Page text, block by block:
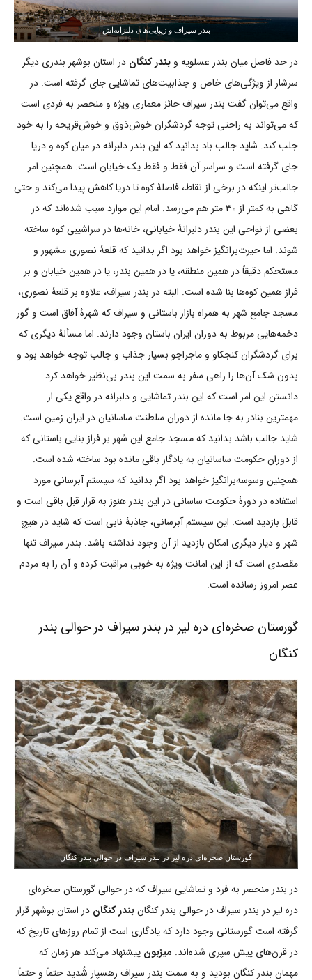
بندر سیراف و زیبایی‌های دلبرانه‌اش
در حد فاصل میان بندر عسلویه و بندر کنگان در استان بوشهر بندری دیگر
سرشار از ویژگی‌های خاص و جذابیت‌های تماشایی جای گرفته است. در
واقع می‌توان گفت بندر سیراف حائز معماری ویژه و منحصر به فردی است
که می‌تواند به راحتی توجه گردشگران خوش‌ذوق و خوش‌قریحه را به خود
جلب کند. شاید جالب باد بدانید که این بندر دلبرانه در میان کوه و دریا
جای گرفته است و سراسر آن فقط و فقط یک خیابان است. همچنین امر
جالب‌تر اینکه در برخی از نقاط، فاصلۀ کوه تا دریا کاهش پیدا می‌کند و حتی
گاهی به کمتر از ۳۰ متر هم می‌رسد. امام این موارد سبب شده‌اند که در
بعضی از نواحی این بندر دلبرانۀ خیابانی، خانه‌ها در سراشیبی کوه ساخته
شوند. اما حیرت‌برانگیز خواهد بود اگر بدانید که قلعۀ نصوری مشهور و
مستحکم دقیقاً در همین منطقه، یا در همین بندر، یا در همین خیابان و بر
فراز همین کوه‌ها بنا شده است. البته در بندر سیراف، علاوه بر قلعۀ نصوری،
مسجد جامع شهر به همراه بازار باستانی و سیراف که شهرۀ آفاق است و گور
دخمه‌هایی مربوط به دوران ایران باستان وجود دارند. اما مسألۀ دیگری که
برای گردشگران کنجکاو و ماجراجو بسیار جذاب و جالب توجه خواهد بود و
بدون شک آن‌ها را راهی سفر به سمت این بندر بی‌نظیر خواهد کرد
دانستن این امر است که این بندر تماشایی و دلبرانه در واقع یکی از
مهمترین بنادر به جا مانده از دوران سلطنت ساسانیان در ایران زمین است.
شاید جالب باشد بدانید که مسجد جامع این شهر بر فراز بنایی باستانی که
از دوران حکومت ساسانیان به یادگار باقی مانده بود ساخته شده است.
همچنین وسوسه‌برانگیز خواهد بود اگر بدانید که سیستم آبرسانی مورد
استفاده در دورۀ حکومت ساسانی در این بندر هنوز به قرار قبل باقی است و
قابل بازدید است. این سیستم آبرسانی، جاذبۀ نابی است که شاید در هیچ
شهر و دیار دیگری امکان بازدید از آن وجود نداشته باشد. بندر سیراف تنها
مقصدی است که از این امانت ویژه به خوبی مراقبت کرده و آن را به مردم
عصر امروز رسانده است.
گورستان صخره‌ای دره لیر در بندر سیراف در حوالی بندر
کنگان
گورستان صخره‌ای دره لیر در بندر سیراف در حوالی بندر کنگان
در بندر منحصر به فرد و تماشایی سیراف که در حوالی گورستان صخره‌ای
دره لیر در بندر سیراف در حوالی بندر کنگانبندر کنگان در استان بوشهر قرار
گرفته است گورستانی وجود دارد که یادگاری است از تمام روزهای تاریخ که
در قرن‌های پیش سپری شده‌اند. میزبون پیشنهاد می‌کند هر زمان که
مهمان بندر کنگان بودید و به سمت بندر سیراف رهسپار شُدید حتماً و حتماً